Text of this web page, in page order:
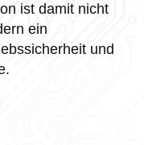
ist damit nicht
ein
und